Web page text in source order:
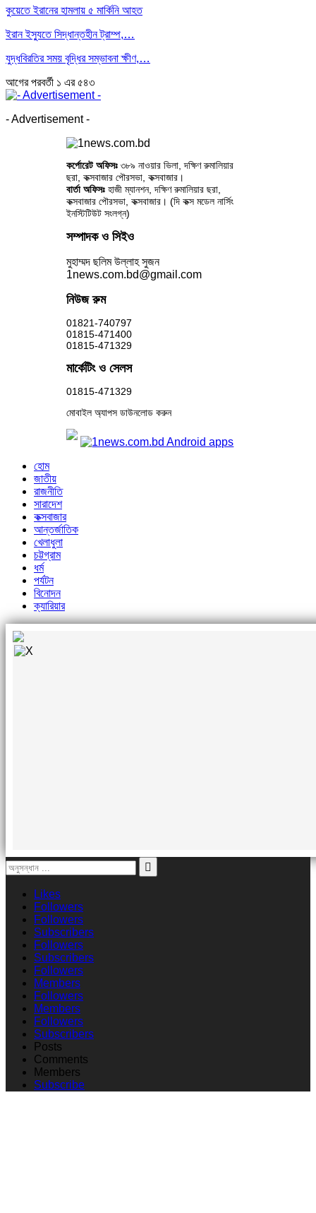
কুয়েতে ইরানের হামলায় ৫ মার্কিনি আহত
ইরান ইস্যুতে সিদ্ধান্তহীন ট্রাম্প,…
যুদ্ধবিরতির সময় বৃদ্ধির সম্ভাবনা ক্ষীণ,…
আগেরপরবর্তী ১ এর ৫৪৩
- Advertisement -
কর্পোরেট অফিসঃ ৩৮৯ নাওয়ার ভিলা, দক্ষিণ রুমালিয়ার
ছরা, কক্সবাজার পৌরসভা, কক্সবাজার।
বার্তা অফিসঃহাজী ম্যানশন, দক্ষিণ রুমালিয়ার ছরা,
কক্সবাজার পৌরসভা, কক্সবাজার। (দি কক্স মডেল নার্সিং
ইনস্টিটিউট সংলগ্ন)
সম্পাদক ও সিইও
মুহাম্মদ ছলিম উল্লাহ সুজন
1news.com.bd@gmail.com
নিউজ রুম
01821-740797
01815-471400
01815-471329
মার্কেটিং ও সেলস
01815-471329
মোবাইল অ্যাপস ডাউনলোড করুন
হোম
জাতীয়
রাজনীতি
সারাদেশ
কক্সবাজার
আন্তর্জাতিক
খেলাধুলা
চট্টগ্রাম
ধর্ম
পর্যটন
বিনোদন
ক্যারিয়ার
Likes
Followers
Followers
Subscribers
Followers
Subscribers
Followers
Members
Followers
Members
Followers
Subscribers
Posts
Comments
Members
Subscribe